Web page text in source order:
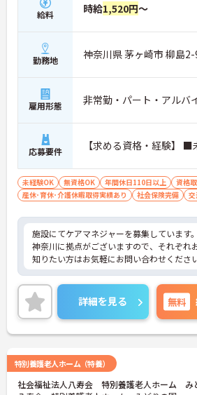
給料 時給1,520円～
勤務地 神奈川県 茅ヶ崎市 柳島
雇用形態 非常勤・パート・アルバ
応募要件 【求める資格・経験】 ■
未経験OK 無資格OK 年間休日110日以上 資格
産休･育休･介護休暇取得実績あり
社会保険完備
施設にてケアマネジャーを募集しています
神奈川に拠点がございますので、それぞれ
知りたい方はお気軽にお問い合わせください
詳細を見る 無料
特別養護老人ホーム（特養）
社会福祉法人八寿会 特別養護老人ホーム み